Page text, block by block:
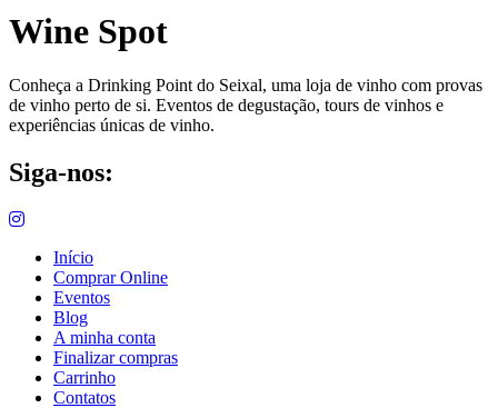
Wine Spot
Conheça a Drinking Point do Seixal, uma loja de vinho com provas
de vinho perto de si. Eventos de degustação, tours de vinhos e
experiências únicas de vinho.
Siga-nos:
Início
Comprar Online
Eventos
Blog
A minha conta
Finalizar compras
Carrinho
Contatos